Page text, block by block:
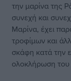
την μαρίνα της
συνεχή και
Μαρίνα, έχει
τροφίμων και
σκάφη κατά την
ολοκλήρωση του